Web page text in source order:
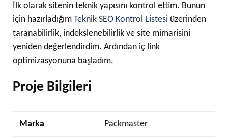
İlk olarak sitenin teknik yapısını kontrol ettim. Bunun
için hazırladığım Teknik SEO Kontrol Listesi üzerinden
taranabilirlik, indekslenebilirlik ve site mimarisini
yeniden değerlendirdim. Ardından iç link
optimizasyonuna başladım.
Proje Bilgileri
Marka Packmaster